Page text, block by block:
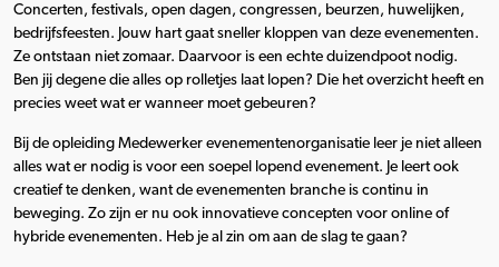
Concerten, festivals, open dagen, congressen, beurzen, huwelijken,
bedrijfsfeesten. Jouw hart gaat sneller kloppen van deze evenementen.
Ze ontstaan niet zomaar. Daarvoor is een echte duizendpoot nodig.
Ben jij degene die alles op rolletjes laat lopen? Die het overzicht heeft en
precies weet wat er wanneer moet gebeuren?
Bij de opleiding Medewerker evenementenorganisatie leer je niet alleen
alles wat er nodig is voor een soepel lopend evenement. Je leert ook
creatief te denken, want de evenementen branche is continu in
beweging. Zo zijn er nu ook innovatieve concepten voor online of
hybride evenementen. Heb je al zin om aan de slag te gaan?